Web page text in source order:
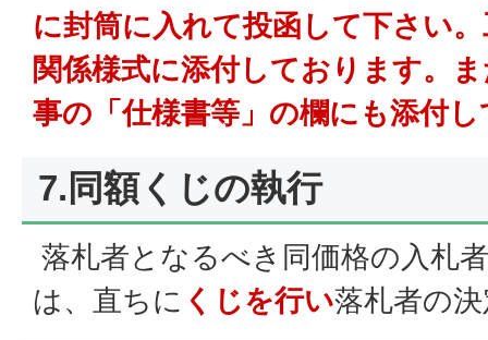
に封筒に入れて投函して下さい
関係様式に添付しております。
事の「仕様書等」の欄にも添付
7.同額くじの執行
落札者となるべき同価格の入札
は、直ちに くじを行い落札者の